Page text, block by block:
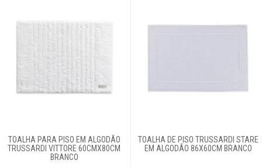
Toalhas de piso
Toalhas de praia
Toalhas de rosto
Toalhas para
lavabo
Móveis
TOALHA PARA PISO EM ALGODÃO
TRUSSARDI VITTORE 60CMX80CM
BRANCO
TOALHA DE PISO TRUSSARDI STARE
EM ALGODÃO 86X60CM BRANCO